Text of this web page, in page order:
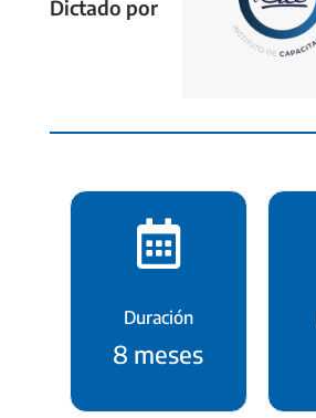
Dictado por

Duración
8 meses